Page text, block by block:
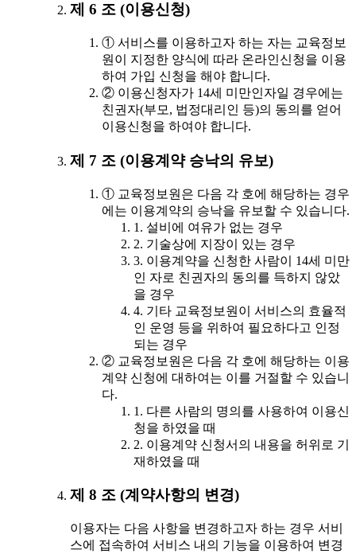
제 6 조 (이용신청)
① 서비스를 이용하고자 하는 자는 교육정보
원이 지정한 양식에 따라 온라인신청을 이용
하여 가입 신청을 해야 합니다.
② 이용신청자가 14세 미만인자일 경우에는
친권자(부모, 법정대리인 등)의 동의를 얻어
이용신청을 하여야 합니다.
제 7 조 (이용계약 승낙의 유보)
① 교육정보원은 다음 각 호에 해당하는 경우
에는 이용계약의 승낙을 유보할 수 있습니다.
1. 설비에 여유가 없는 경우
2. 기술상에 지장이 있는 경우
3. 이용계약을 신청한 사람이 14세 미만
인 자로 친권자의 동의를 득하지 않았
을 경우
4. 기타 교육정보원이 서비스의 효율적
인 운영 등을 위하여 필요하다고 인정
되는 경우
② 교육정보원은 다음 각 호에 해당하는 이용
계약 신청에 대하여는 이를 거절할 수 있습니
다.
1. 다른 사람의 명의를 사용하여 이용신
청을 하였을 때
2. 이용계약 신청서의 내용을 허위로 기
재하였을 때
제 8 조 (계약사항의 변경)
이용자는 다음 사항을 변경하고자 하는 경우 서비
스에 접속하여 서비스 내의 기능을 이용하여 변경